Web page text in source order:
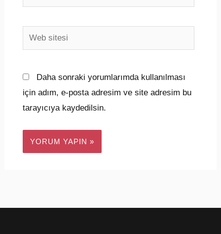
Posta*
Web
sitesi
Daha sonraki yorumlarımda kullanılması
için adım, e-posta adresim ve site adresim bu
tarayıcıya kaydedilsin.